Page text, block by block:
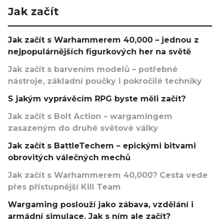
Jak začít
Jak začít s Warhammerem 40,000 – jednou z
nejpopulárnějších figurkových her na světě
Jak začít s barvením modelů – potřebné
nástroje, základní poučky i pokročilé techniky
S jakým vyprávěcím RPG byste měli začít?
Jak začít s Bolt Action – wargamingem
zasazeným do druhé světové války
Jak začít s BattleTechem – epickými bitvami
obrovitých válečných mechů
Jak začít s Warhammerem 40,000? Cesta vede
přes přístupnější Kill Team
Wargaming poslouží jako zábava, vzdělání i
armádní simulace. Jak s ním ale začít?